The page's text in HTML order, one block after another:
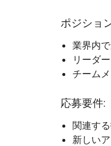
ポジショ
業界内
リーダ
チーム
応募要件:
関連す
新しい